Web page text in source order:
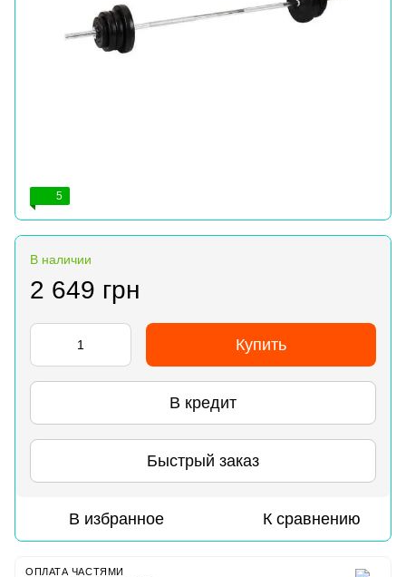
5
В наличии
2 649 грн
Купить
В кредит
Быстрый заказ
В избранное К сравнению
ОПЛАТА ЧАСТЯМИ